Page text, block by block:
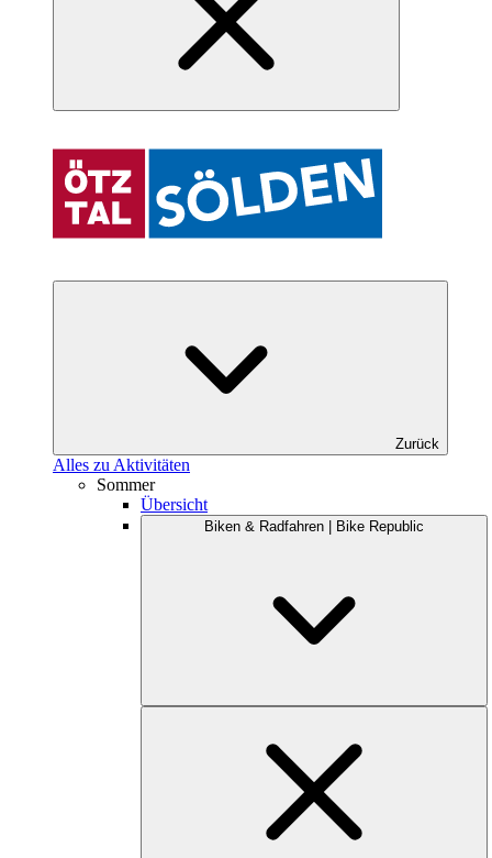
Zurück
Alles zu Aktivitäten
Sommer
Übersicht
Biken & Radfahren | Bike Republic